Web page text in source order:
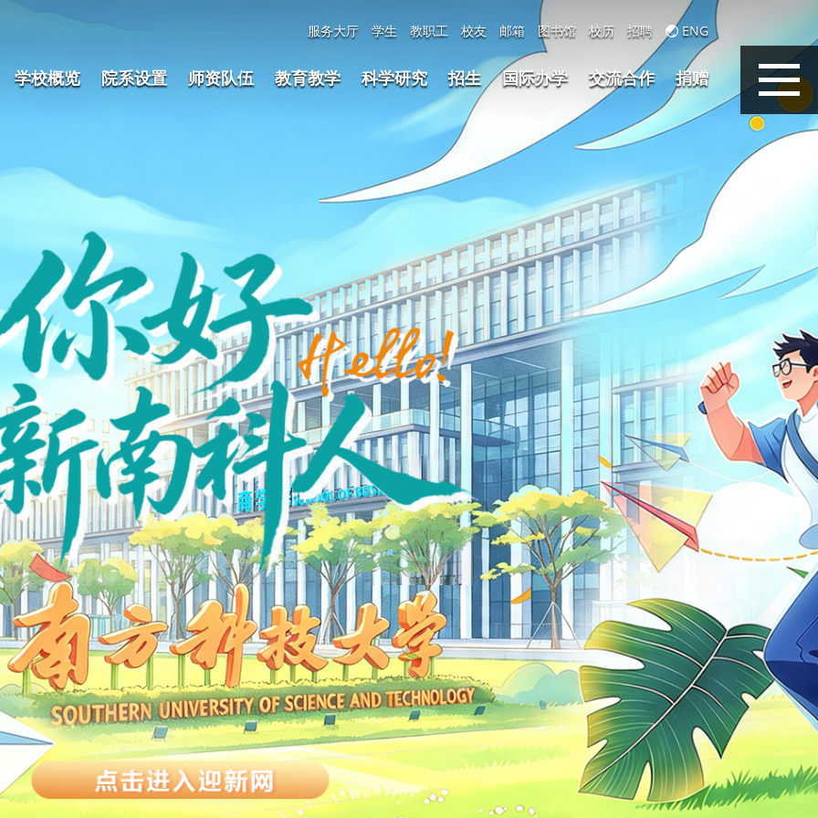
ENG
招聘
校历
图书馆
邮箱
校友
教职工
学生
服务大厅
捐赠
交流合作
国际办学
招生
科学研究
教育教学
师资队伍
院系设置
学校概览